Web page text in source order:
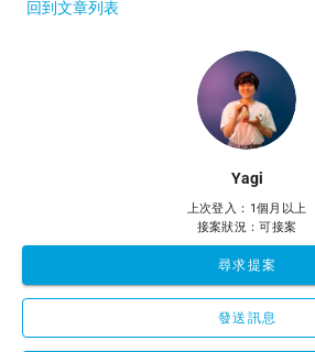
回到文章列表
Yagi
上次登入：1個月以上
接案狀況：可接案
尋求提案
發送訊息